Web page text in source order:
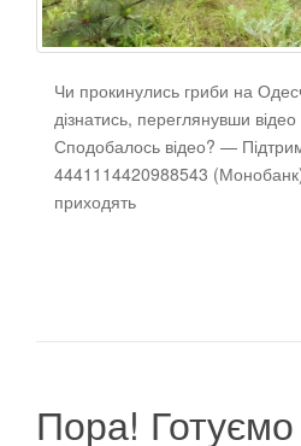
Чи прокинулись гриби на
дізнатись, переглянувши
Сподобалось відео? —
4441114420988543
приходять
Пора! Готуємо